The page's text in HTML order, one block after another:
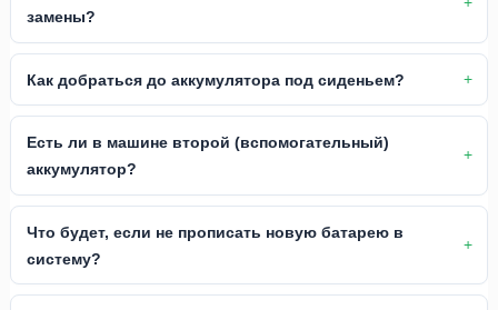
замены?
Как добраться до аккумулятора под сиденьем?
Есть ли в машине второй (вспомогательный)
аккумулятор?
Что будет, если не прописать новую батарею в
систему?